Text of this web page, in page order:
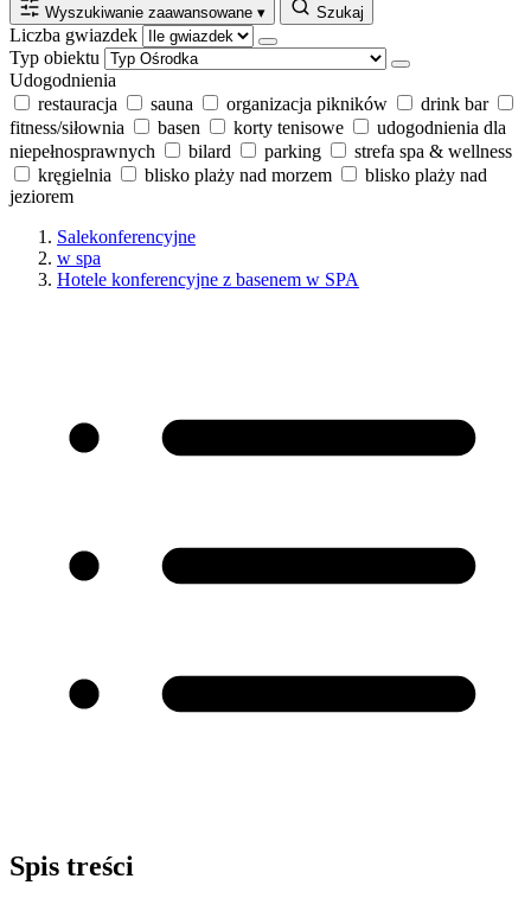
Wyszukiwanie zaawansowane ▾ Szukaj
Liczba gwiazdek
Typ obiektu
Udogodnienia
restauracja
sauna organizacja pikników
drink bar
fitness/siłownia
basen korty tenisowe
udogodnienia dla
niepełnosprawnych
bilard parking
strefa spa & wellness
kręgielnia
blisko plaży nad morzem
blisko plaży nad
jeziorem
Salekonferencyjne
w spa
Hotele konferencyjne z basenem w SPA
Spis treści